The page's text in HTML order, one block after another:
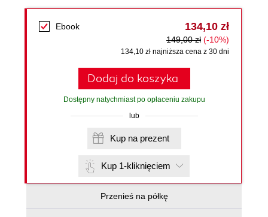
Ebook 134,10 zł
149,00 zł (-10%)
134,10 zł najniższa cena z 30 dni
Dodaj do koszyka
Dostępny natychmiast po opłaceniu zakupu
lub
Kup na prezent
Kup 1-kliknięciem
Przenieś na półkę